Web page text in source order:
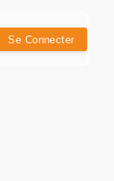
Se Connecter